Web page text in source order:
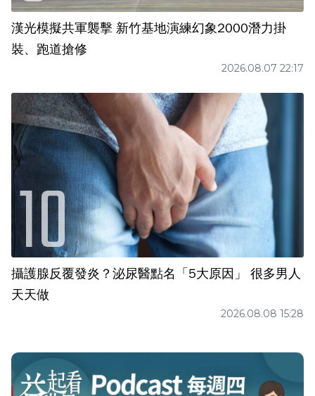
漢光模擬共軍襲擊 新竹基地演練幻象2000潛力掛
裝、跑道搶修
2026.08.07 22:17
攝護腺反覆發炎？泌尿醫點名「5大原因」 很多男人
天天做
2026.08.08 15:28